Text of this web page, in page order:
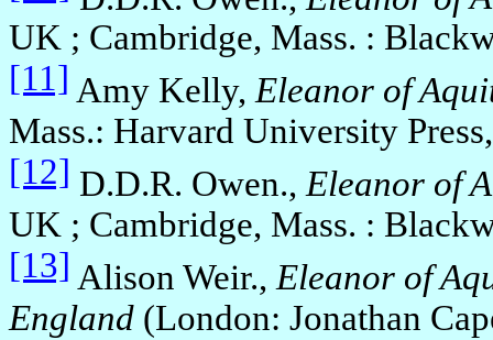
UK ; Cambridge, Mass. :
[11] Amy Kelly,Eleanor of
Mass.: Harvard University
[12] D.D.R. Owen., Eleanor of
UK ; Cambridge, Mass. :
[13] Alison Weir., Eleanor of
England (London: Jonathan